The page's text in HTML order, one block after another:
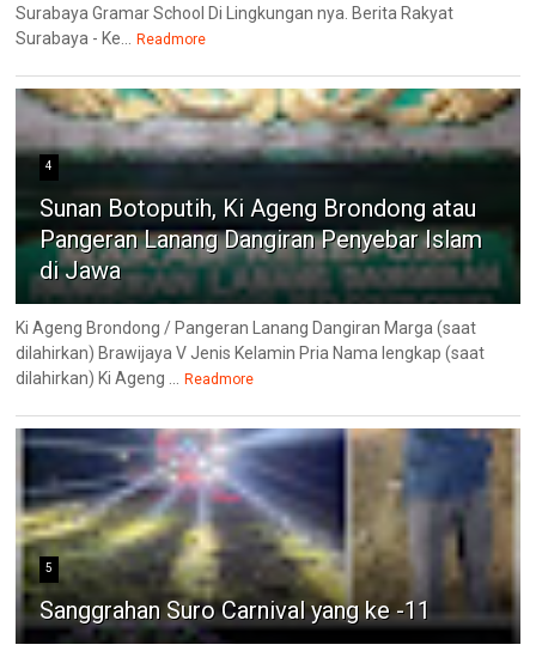
Surabaya Gramar School Di Lingkungan nya. Berita Rakyat
Surabaya - Ke... Readmore
4
Sunan Botoputih, Ki Ageng Brondong atau
Pangeran Lanang Dangiran Penyebar Islam
di Jawa
Ki Ageng Brondong / Pangeran Lanang Dangiran Marga (saat
dilahirkan) Brawijaya V Jenis Kelamin Pria Nama lengkap (saat
dilahirkan) Ki Ageng ... Readmore
5
Sanggrahan Suro Carnival yang ke -11